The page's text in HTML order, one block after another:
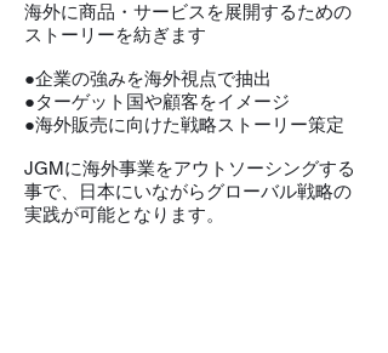
海外に商品・サービスを展開するための
ストーリーを紡ぎます
●企業の強みを海外視点で抽出
●ターゲット国や顧客をイメージ
●海外販売に向けた戦略ストーリー策定
JGMに海外事業をアウトソーシングする
事で、日本にいながらグローバル戦略の
実践が可能となります。